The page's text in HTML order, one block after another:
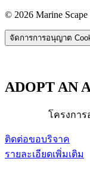
© 2026 Marine
จัดการการอนุญาต
ADOPT AN
โครงกา
ติดต่อขอบริจาค
รายละเอียดเพิ่มเติม